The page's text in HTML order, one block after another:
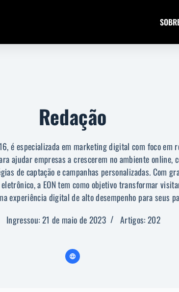
Redação
é especializada em marketing digital com foco em
ajudar empresas a crescerem no ambiente online,
de captação e campanhas personalizadas. Com
a EON tem como objetivo transformar
experiência digital de alto desempenho para seus
Ingressou: 21 de maio de 2023
Artigos: 202